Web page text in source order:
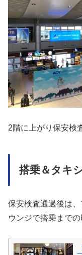
2階に上がり保安検
搭乗＆タキ
保安検査通過後は
ウンジで搭乗まで